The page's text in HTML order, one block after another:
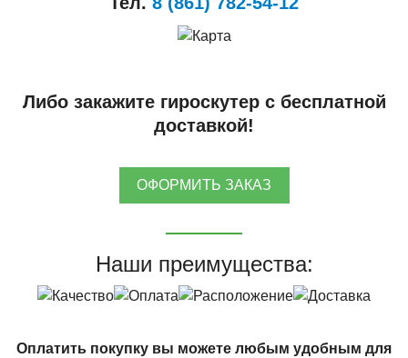
Либо закажите гироскутер с бесплатной
доставкой!
ОФОРМИТЬ ЗАКАЗ
Наши преимущества:
Оплатить покупку вы можете любым удобным для